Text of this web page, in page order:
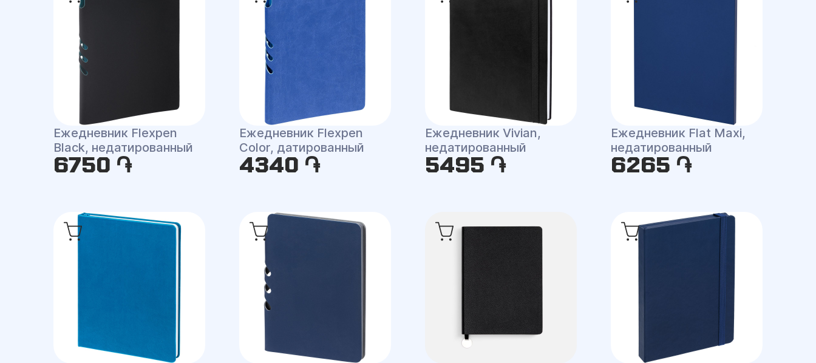
Ежедневник Flexpen
Black, недатированный
6750 ֏
Ежедневник Flexpen
Color, датированный
4340 ֏
Ежедневник Vivian,
недатированный
5495 ֏
Ежедневник Flat Maxi,
недатированный
6265 ֏